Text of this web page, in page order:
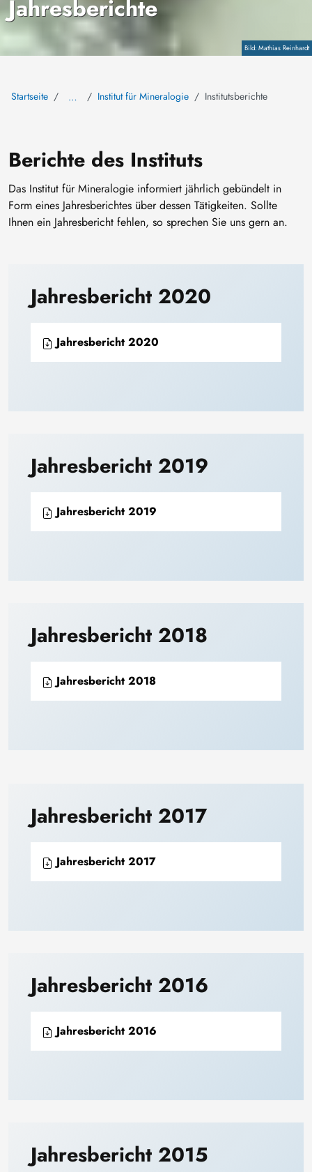
CopyrightMathias Reinhardt
Jahresberichte
Startseite … Institut für Mineralogie Institutsberichte
Berichte des Instituts
Das Institut für Mineralogie informiert jährlich gebündelt in
Form eines Jahresberichtes über dessen Tätigkeiten. Sollte
Ihnen ein Jahresbericht fehlen, so sprechen Sie uns gern an.
Jahresbericht 2020
Jahresbericht 2020
Jahresbericht 2019
Jahresbericht 2019
Jahresbericht 2018
Jahresbericht 2018
Jahresbericht 2017
Jahresbericht 2017
Jahresbericht 2016
Jahresbericht 2016
Jahresbericht 2015